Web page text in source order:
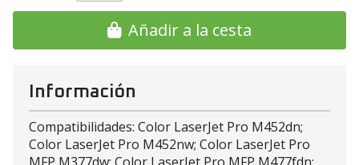
Añadir a la cesta
Información
Compatibilidades: Color LaserJet Pro M452dn;
Color LaserJet Pro M452nw; Color LaserJet Pro